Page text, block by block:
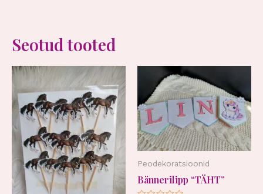
Seotud tooted
Peodekoratsioonid
Bännerilipp “TÄHT”